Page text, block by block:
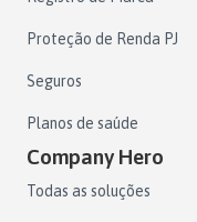
Proteção de Renda PJ
Seguros
Planos de saúde
Company Hero
Todas as soluções